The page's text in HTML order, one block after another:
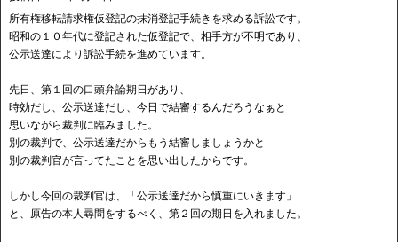
所有権移転請求権仮登記の抹消登記手続きを求める訴訟です。
昭和の１０年代に登記された仮登記で、相手方が不明であり、
公示送達により訴訟手続を進めています。
先日、第１回の口頭弁論期日があり、
時効だし、公示送達だし、今日で結審するんだろうなぁと
思いながら裁判に臨みました。
別の裁判で、公示送達だからもう結審しましょうかと
別の裁判官が言ってたことを思い出したからです。
しかし今回の裁判官は、「公示送達だから慎重にいきます」
と、原告の本人尋問をするべく、第２回の期日を入れました。